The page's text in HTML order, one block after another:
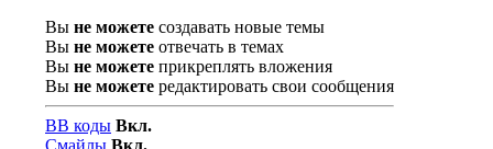
Вы не можете создавать новые темы
Вы не можете отвечать в темах
Вы не можете прикреплять вложения
Вы не можете редактировать свои сообщения
BB коды Вкл.
Смайлы Вкл.